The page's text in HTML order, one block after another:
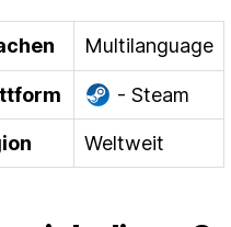
Multilanguage
- Steam
Weltweit